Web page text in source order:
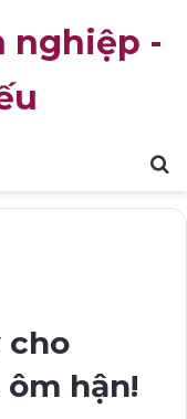
nghiệp -
cho
ôm hận!